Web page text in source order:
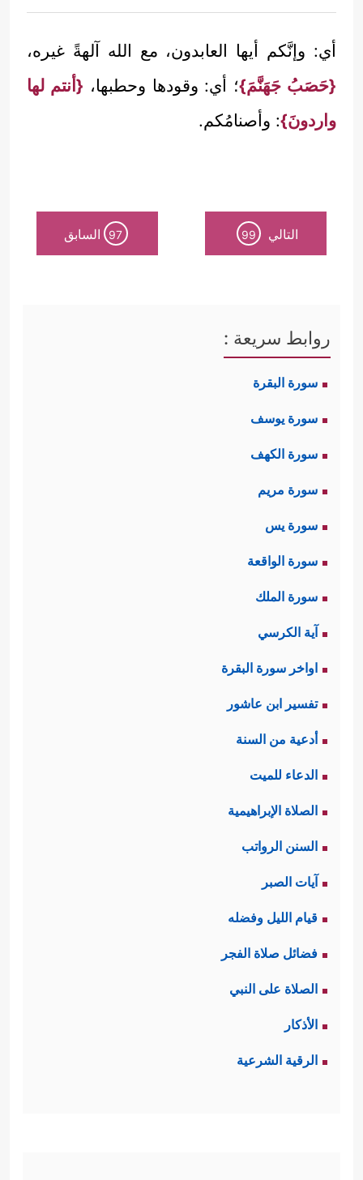
أي: وإنَّكم أيها العابدون، مع الله آلهةً غيره،
{حَصَبُ جَهَنَّمَ}؛ أي: وقودها وحطبها، {أنتم لها
واردونَ}: وأصنامُكم.
التالي 99
97 السابق
روابط سريعة :
سورة البقرة
سورة يوسف
سورة الكهف
سورة مريم
سورة يس
سورة الواقعة
سورة الملك
آية الكرسي
اواخر سورة البقرة
تفسير ابن عاشور
أدعية من السنة
الدعاء للميت
الصلاة الإبراهيمية
السنن الرواتب
آيات الصبر
قيام الليل وفضله
فضائل صلاة الفجر
الصلاة على النبي
الأذكار
الرقية الشرعية